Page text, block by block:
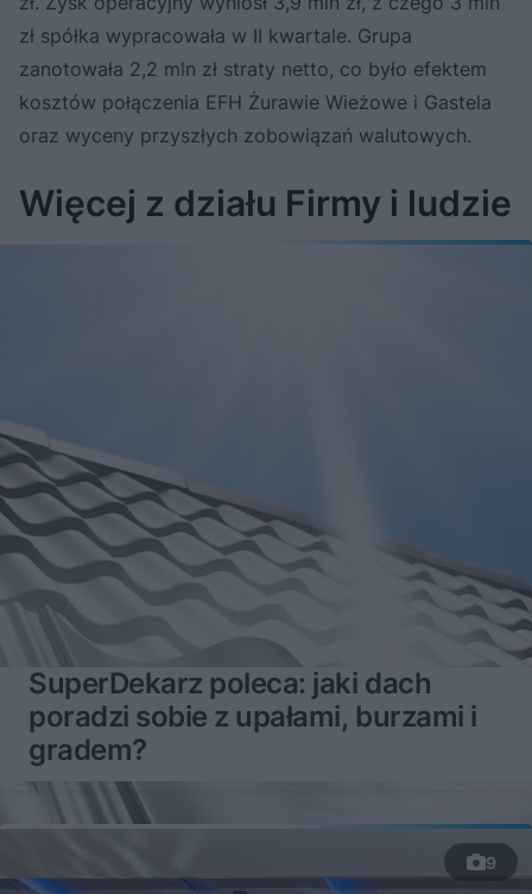
zł spółka wypracowała w II kwartale. Grupa
zanotowała 2,2 mln zł straty netto, co było efektem
kosztów połączenia EFH Żurawie Wieżowe i Gastela
oraz wyceny przyszłych zobowiązań walutowych.
Więcej z działu Firmy i ludzie
SuperDekarz poleca: jaki dach
poradzi sobie z upałami, burzami i
gradem?
9